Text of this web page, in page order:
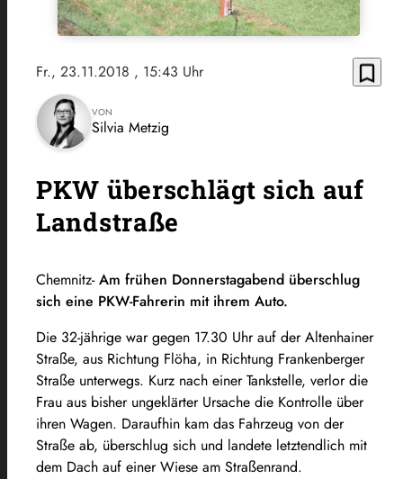
Fr., 23.11.2018 , 15:43 Uhr bookmark_border
VON
Silvia Metzig
PKW überschlägt sich auf
Landstraße
Chemnitz-Am frühen Donnerstagabend überschlug
sich eine PKW-Fahrerin mit ihrem Auto.
Die 32-jährige war gegen 17.30 Uhr auf der Altenhainer
Straße, aus Richtung Flöha, in Richtung Frankenberger
Straße unterwegs. Kurz nach einer Tankstelle, verlor die
Frau aus bisher ungeklärter Ursache die Kontrolle über
ihren Wagen. Daraufhin kam das Fahrzeug von der
Straße ab, überschlug sich und landete letztendlich mit
dem Dach auf einer Wiese am Straßenrand.